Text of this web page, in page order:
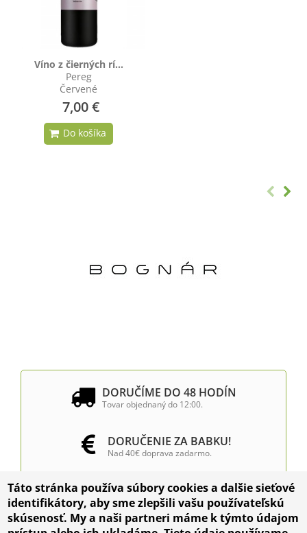
Víno z čierných rí...
Pereg
Červené
7,00 €
DORUČÍME DO 48 HODÍN
Tovar objednaný do 12:00.
DORUČENIE ZA BABKU!
Nad 40€ doprava zadarmo.
INŠTALÁCIA VÝČAPNÝCH
ZARIADENÍ
Táto stránka používa súbory cookies a dalšie sieťové
identifikátory, aby sme zlepšili vašu používateľskú
skúsenosť. My a naši partneri máme k týmto údajom